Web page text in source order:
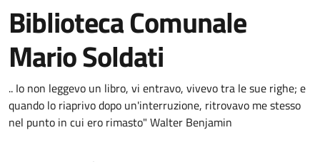
Biblioteca Comunale
Mario Soldati
.. Io non leggevo un libro, vi entravo, vivevo tra le sue righe; e
quando lo riaprivo dopo un'interruzione, ritrovavo me stesso
nel punto in cui ero rimasto" Walter Benjamin